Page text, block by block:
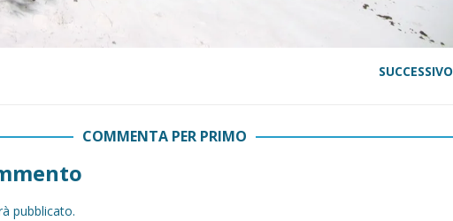
SUCCESSIVO
COMMENTA PER PRIMO
pubblicato.